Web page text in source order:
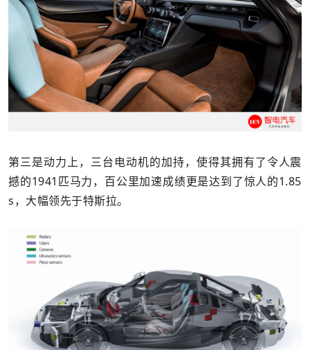
第三是动力上，三台电动机的加持，使得其拥有了令人震
撼的1941匹马力，百公里加速成绩更是达到了惊人的1.85
s，大幅领先于特斯拉。